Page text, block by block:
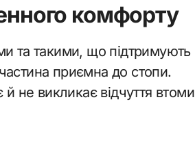
комфорту
та такими, що підтримують
приємна до стопи.
не викликає відчуття втоми